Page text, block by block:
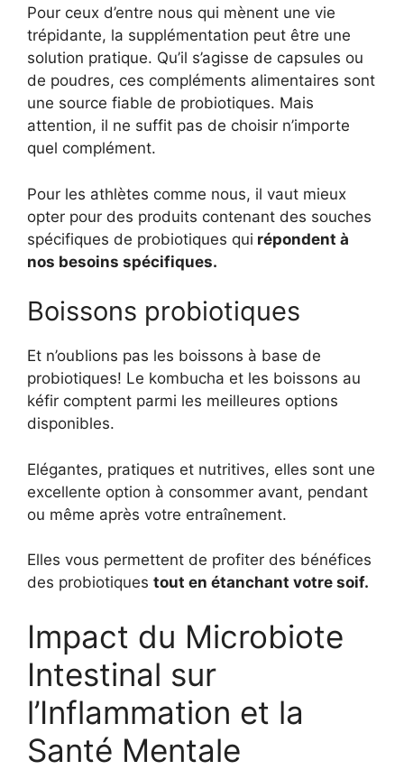
Pour ceux d’entre nous qui mènent une vie
trépidante, la supplémentation peut être une
solution pratique. Qu’il s’agisse de capsules ou
de poudres, ces compléments alimentaires sont
une source fiable de probiotiques. Mais
attention, il ne suffit pas de choisir n’importe
quel complément.
Pour les athlètes comme nous, il vaut mieux
opter pour des produits contenant des souches
spécifiques de probiotiques qui répondent à
nos besoins spécifiques.
Boissons probiotiques
Et n’oublions pas les boissons à base de
probiotiques! Le kombucha et les boissons au
kéfir comptent parmi les meilleures options
disponibles.
Elégantes, pratiques et nutritives, elles sont une
excellente option à consommer avant, pendant
ou même après votre entraînement.
Elles vous permettent de profiter des bénéfices
des probiotiques tout en étanchant votre soif.
Impact du Microbiote
Intestinal sur
l’Inflammation et la
Santé Mentale